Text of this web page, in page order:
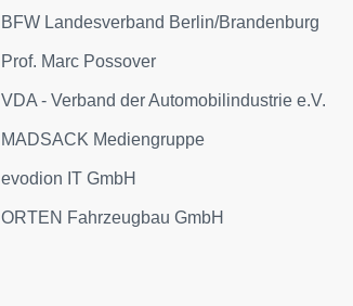
BFW Landesverband Berlin/Brandenburg
Prof. Marc Possover
VDA - Verband der Automobilindustrie e.V.
MADSACK Mediengruppe
evodion IT GmbH
ORTEN Fahrzeugbau GmbH